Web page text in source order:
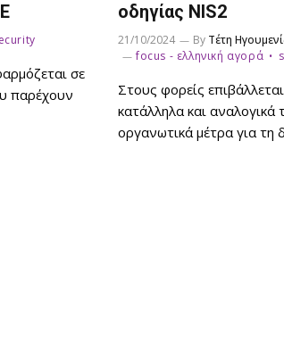
σε
παρέχουν
οδηγίας NIS2
21/10/2024 By Τέτη
focus - ελληνική αγορά
Στους φορείς
κατάλληλα και αναλογικά
οργανωτικά μέτρα για τη